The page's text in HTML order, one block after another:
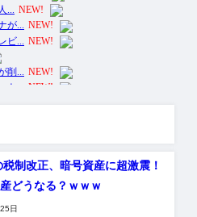
制改正、暗号資産に超激震！
どうなる？ｗｗｗ
日